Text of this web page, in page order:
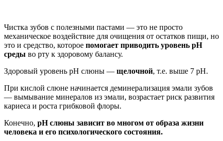
Чистка зубов с полезными пастами — это не просто
механическое воздействие для очищения от остатков пищи, но
это и средство, которое помогает приводить уровень pH
среды во рту к здоровому балансу.
Здоровый уровень pH слюны — щелочной, т.е. выше 7 pH.
При кислой слюне начинается деминерализация эмали зубов
— вымывание минералов из эмали, возрастает риск развития
кариеса и роста грибковой флоры.
Конечно, pH слюны зависит во многом от образа жизни
человека и его психологического состояния.